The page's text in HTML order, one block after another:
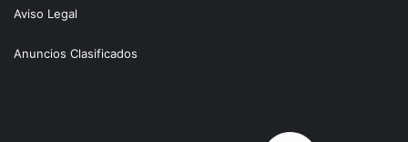
Aviso Legal
Anuncios Clasificados